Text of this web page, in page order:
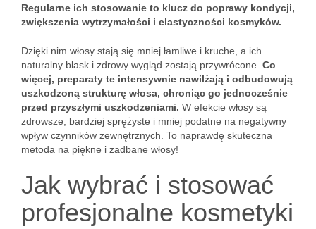
Regularne ich stosowanie to klucz do poprawy kondycji,
zwiększenia wytrzymałości i elastyczności kosmyków.
Dzięki nim włosy stają się mniej łamliwe i kruche, a ich
naturalny blask i zdrowy wygląd zostają przywrócone. Co
więcej, preparaty te intensywnie nawilżają i odbudowują
uszkodzoną strukturę włosa, chroniąc go jednocześnie
przed przyszłymi uszkodzeniami. W efekcie włosy są
zdrowsze, bardziej sprężyste i mniej podatne na negatywny
wpływ czynników zewnętrznych. To naprawdę skuteczna
metoda na piękne i zadbane włosy!
Jak wybrać i stosować
profesjonalne kosmetyki